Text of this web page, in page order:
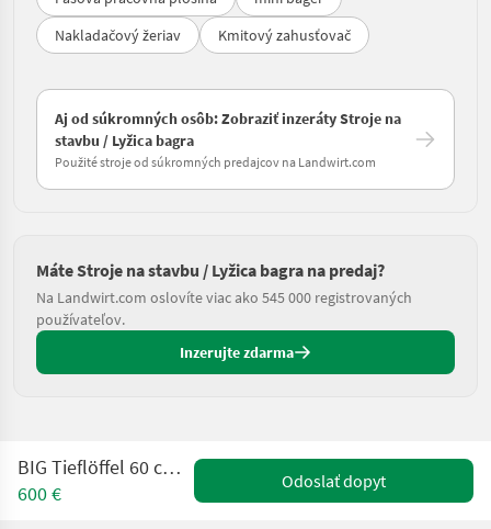
Nakladačový žeriav
Kmitový zahusťovač
Aj od súkromných osôb: Zobraziť inzeráty Stroje na
stavbu / Lyžica bagra
Použité stroje od súkromných predajcov na Landwirt.com
Máte Stroje na stavbu / Lyžica bagra na predaj?
Na Landwirt.com oslovíte viac ako 545 000 registrovaných
používateľov.
Inzerujte zdarma
BIG Tieflöffel 60 cm passend zu VTN
600 €
Odoslať dopyt